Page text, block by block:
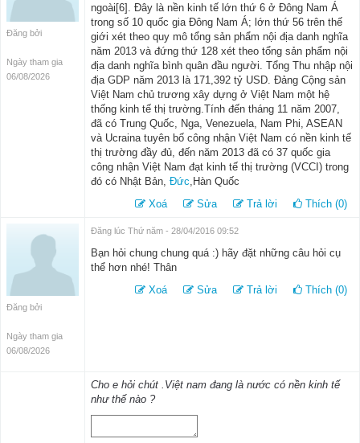
Đăng bởi
Ngày tham gia
06/08/2026
ngoài[6]. Đây là nền kinh tế lớn thứ 6 ở Đông Nam Á
trong số 10 quốc gia Đông Nam Á; lớn thứ 56 trên thế
giới xét theo quy mô tổng sản phẩm nội địa danh nghĩa
năm 2013 và đứng thứ 128 xét theo tổng sản phẩm nội
địa danh nghĩa bình quân đầu người. Tổng Thu nhập nội
địa GDP năm 2013 là 171,392 tỷ USD. Đảng Cộng sản
Việt Nam chủ trương xây dựng ở Việt Nam một hệ
thống kinh tế thị trường.Tính đến tháng 11 năm 2007,
đã có Trung Quốc, Nga, Venezuela, Nam Phi, ASEAN
và Ucraina tuyên bố công nhận Việt Nam có nền kinh tế
thị trường đầy đủ, đến năm 2013 đã có 37 quốc gia
công nhận Việt Nam đạt kinh tế thị trường (VCCI) trong
đó có Nhật Bản, Đức,Hàn Quốc
Xoá
Sửa Trả lời Thích (0)
Đăng bởi
Ngày tham gia
06/08/2026
Đăng lúc Thứ năm - 28/04/2016 09:52
Bạn hỏi chung chung quá :) hãy đặt những câu hỏi cụ
thể hơn nhé! Thân
Xoá
Sửa Trả lời Thích (0)
Cho e hỏi chút .Việt nam đang là nước có nền kinh tế
như thế nào ?